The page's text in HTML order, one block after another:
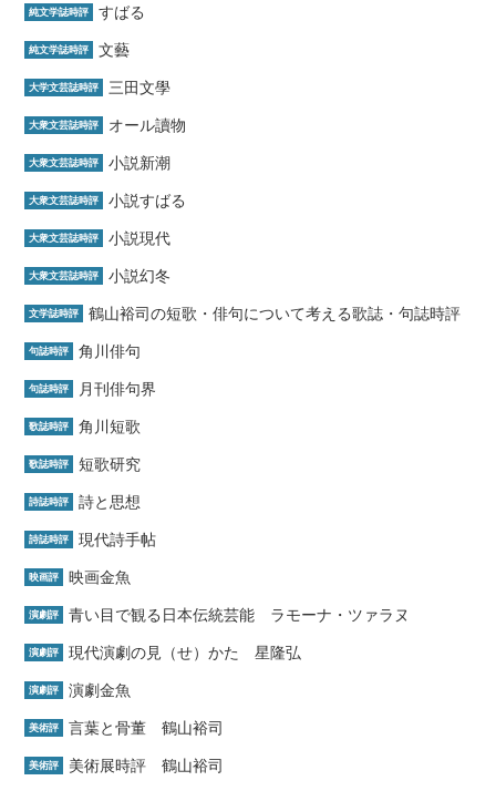
純文学誌時評 すばる
純文学誌時評 文藝
大学文芸誌時評 三田文學
大衆文芸誌時評 オール讀物
大衆文芸誌時評 小説新潮
大衆文芸誌時評 小説すばる
大衆文芸誌時評 小説現代
大衆文芸誌時評 小説幻冬
文学誌時評 鶴山裕司の短歌・俳句について考える歌誌・句誌時評
句誌時評 角川俳句
句誌時評 月刊俳句界
歌誌時評 角川短歌
歌誌時評 短歌研究
詩誌時評 詩と思想
詩誌時評 現代詩手帖
映画評 映画金魚
演劇評 青い目で観る日本伝統芸能 ラモーナ・ツァラヌ
演劇評 現代演劇の見（せ）かた 星隆弘
演劇評 演劇金魚
美術評 言葉と骨董 鶴山裕司
美術評 美術展時評 鶴山裕司